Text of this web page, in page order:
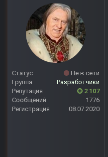
Статус
Не в сети
Группа
Разработчики
Репутация
2 107
Сообщений
1776
Регистрация
08.07.2020